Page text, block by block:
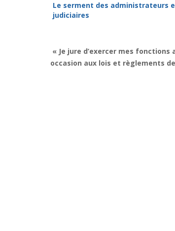
Le serment des administrateurs
judiciaires
« Je jure d’exercer mes
occasion aux lois et règlements